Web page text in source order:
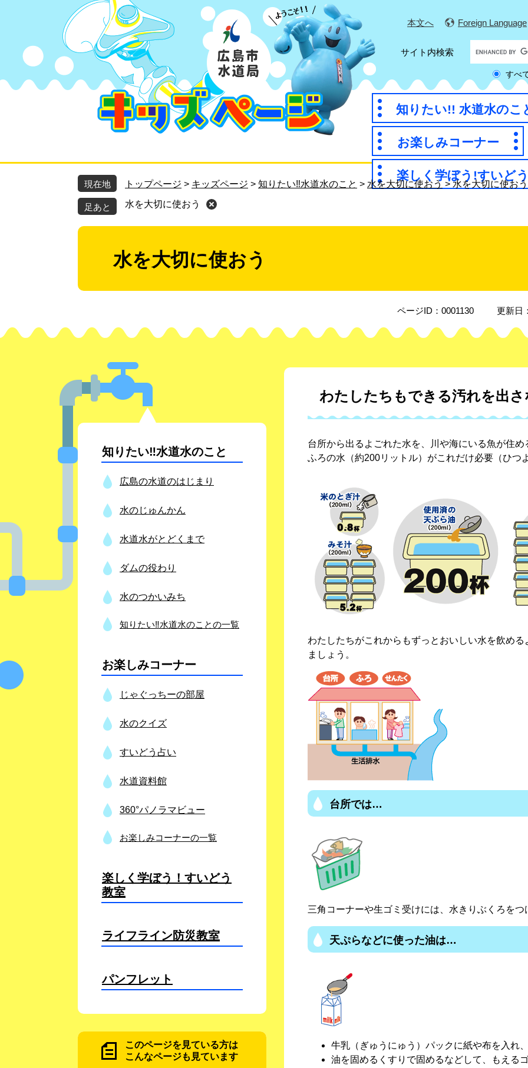
頭
飛
へ
本文へ Foreign Language
サイト内検索
l
e
ス
タ
ム
検
すべ
知りたい!! 水道水のこ
お楽しみコーナー
楽しく学ぼう!すいど
現在地 トップページ > キッズページ > 知りたい‼水道水のこと > 水を大切に使おう >水を大切に使おう
足あと 水を大切に使おう
水を大切に使おう
ページID：0001130 更新日
本
わたしたちもできる汚れを出さ
台所から出るよごれた水を、川や海にいる魚が住
ふろの水（約200リットル）がこれだけ必要（ひつ
わたしたちがこれからもずっとおいしい水を飲め
ましょう。
台所では…
三角コーナーや生ゴミ受けには、水きりぶくろをつ
天ぷらなどに使った油は…
牛乳（ぎゅうにゅう）パックに紙や布を入れ
油を固めるくすりで固めるなどして、もえる
知りたい‼水道水のこと
広島の水道のはじまり
水のじゅんかん
水道水がとどくまで
ダムの役わり
水のつかいみち
知りたい‼水道水のことの一覧
お楽しみコーナー
じゃぐっちーの部屋
水のクイズ
すいどう占い
水道資料館
360°パノラマビュー
お楽しみコーナーの一覧
楽しく学ぼう！すいどう
教室
ライフライン防災教室
パンフレット
このページを見ている方は
こんなページも見ています